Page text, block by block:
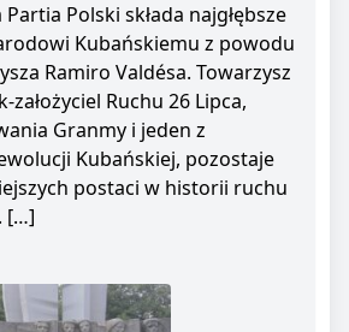
Polski składa najgłębsze
Kubańskiemu z powodu
Ramiro Valdésa. Towarzysz
założyciel Ruchu 26 Lipca,
Granmy i jeden z
Kubańskiej, pozostaje
postaci w historii ruchu
[…]